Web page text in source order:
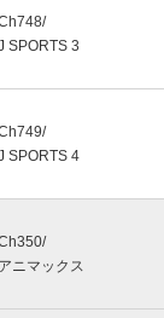
SPORTS 3
SPORTS 4
ニマックス